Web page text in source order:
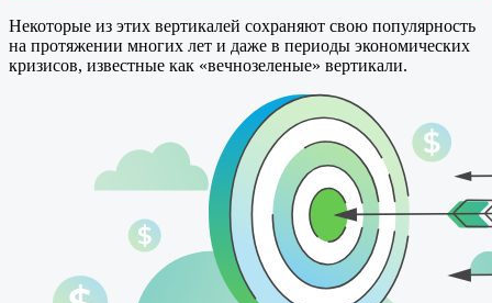
Некоторые из этих вертикалей сохраняют свою популярность
на протяжении многих лет и даже в периоды экономических
кризисов, известные как «вечнозеленые» вертикали.